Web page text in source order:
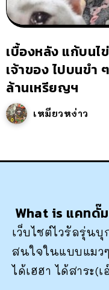
เบื้องหลัง แก้บนไ
เจ้าของ ไปบนขำ
ล้านเหรียญฯ
เหมียวหง่าว
What is แคทดั๊
เว็บไซต์ไวรัลรุ่นบุ
สนใจในแบบแมว
ได้เฮฮา ได้สาระ(